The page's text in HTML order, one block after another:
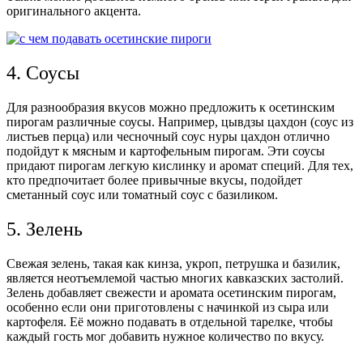
оригинального акцента.
4. Соусы
Для разнообразия вкусов можно предложить к осетинским
пирогам различные соусы. Например, цывдзы цахдон (соус из
листьев перца) или чесночный соус нуры цахдон отлично
подойдут к мясным и картофельным пирогам. Эти соусы
придают пирогам легкую кислинку и аромат специй. Для тех,
кто предпочитает более привычные вкусы, подойдет
сметанный соус или томатный соус с базиликом.
5. Зелень
Свежая зелень, такая как кинза, укроп, петрушка и базилик,
является неотъемлемой частью многих кавказских застолий.
Зелень добавляет свежести и аромата осетинским пирогам,
особенно если они приготовлены с начинкой из сыра или
картофеля. Её можно подавать в отдельной тарелке, чтобы
каждый гость мог добавить нужное количество по вкусу.